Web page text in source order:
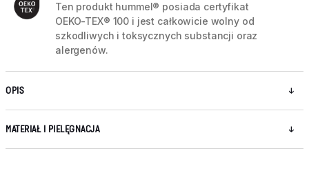
Ten produkt hummel® posiada certyfikat
OEKO-TEX® 100 i jest całkowicie wolny od
szkodliwych i toksycznych substancji oraz
alergenów.
OPIS
MATERIAŁ I PIELĘGNACJA